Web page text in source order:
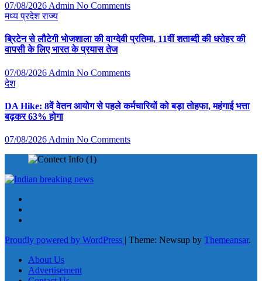
07/08/2026 Admin No Comments
मध्य प्रदेशराज्य
ब्रिटेन से लौटेगी भोजशाला की वाग्देवी प्रतिमा, 11वीं शताब्दी की धरोहर की
वापसी के लिए भारत के प्रयास तेज
07/08/2026 Admin No Comments
देश
DA Hike: 8वें वेतन आयोग से पहले कर्मचारियों को बड़ा तोहफा, महंगाई भत्ता
बढ़कर 63% होगा
07/08/2026 Admin No Comments
Proudly powered by WordPress | Theme: Newsup by Themeansar.
About Us
Advertisement